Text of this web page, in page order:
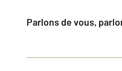
Parlons de vous,